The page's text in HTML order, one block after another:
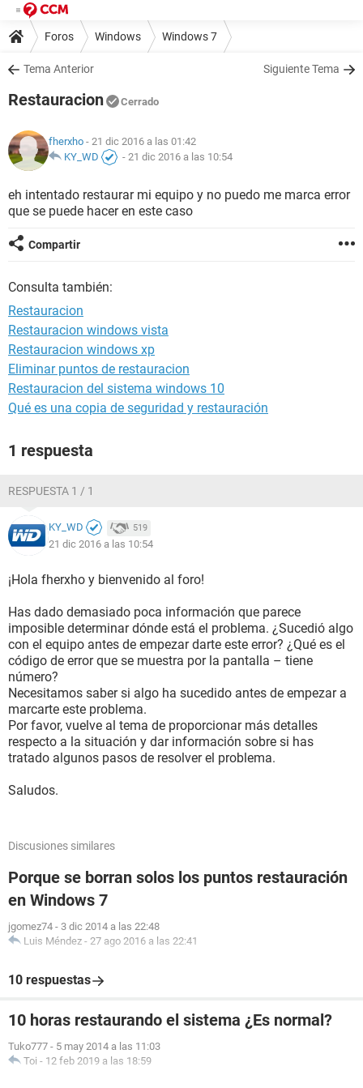
Foros Windows Windows 7
Tema Anterior Siguiente Tema
Restauracion Cerrado
fherxho - 21 dic 2016 a las 01:42
KY_WD
- 21 dic 2016 a las 10:54
eh intentado restaurar mi equipo y no puedo me marca error
que se puede hacer en este caso
Compartir
Consulta también:
Restauracion
Restauracion windows vista
Restauracion windows xp
Eliminar puntos de restauracion
Restauracion del sistema windows 10
Qué es una copia de seguridad y restauración
1 respuesta
RESPUESTA 1 / 1
KY_WD 519
21 dic 2016 a las 10:54
¡Hola fherxho y bienvenido al foro!
Has dado demasiado poca información que parece
imposible determinar dónde está el problema. ¿Sucedió algo
con el equipo antes de empezar darte este error? ¿Qué es el
código de error que se muestra por la pantalla – tiene
número?
Necesitamos saber si algo ha sucedido antes de empezar a
marcarte este problema.
Por favor, vuelve al tema de proporcionar más detalles
respecto a la situación y dar información sobre si has
tratado algunos pasos de resolver el problema.
Saludos.
Discusiones similares
Porque se borran solos los puntos restauración
en Windows 7
jgomez74 - 3 dic 2014 a las 22:48
Luis Méndez - 27 ago 2016 a las 22:41
10 respuestas
10 horas restaurando el sistema ¿Es normal?
Tuko777 - 5 may 2014 a las 11:03
Toi - 12 feb 2019 a las 18:59